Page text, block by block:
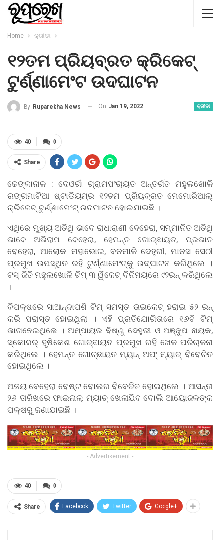
Home କ୍ରୀଡା
୧୨ତମ ପ୍ରିୟବ୍ରତ କ୍ରିକେଟ୍
ଟୁର୍ଣ୍ଣାମେଂଟ ଉଦଘାଟନ
କ୍ରୀଡା
By Ruparekha News On Jan 19, 2022
0
40
Share
ଢେଙ୍କାନାଳ : ଦେଓଗାଁ ଗ୍ରାମପଂଚାୟତ ଅନ୍ତର୍ଗତ ମହୁଲଖୋଳି
ରଙ୍ଗମାଟିଆ ଷ୍ଟାଡିୟମ୍ର ୧୨ତମ ପ୍ରିୟବ୍ରତ ମେମୋରିଆଲ୍
କ୍ରିକେଟ୍ ଟୁର୍ଣ୍ଣାମେଂଟ୍ ଉଦଘାଟତ ହୋଇଯାଇଛି ।
ଏଥିରେ ମୁଖ୍ୟ ଅତିଥି ଭାବେ ରାଧାରାଣୀ ବେହେରା, ସମ୍ମାନିତ ଅତିଥି
ଭାବେ ଅଭିରାମ ବେହେରା, ହେମନ୍ତ ଗୋଚ୍ଛାୟତ, ପ୍ରଭାତ
ବେହେରା, ଆଲୋକ ମହାଭୋଇ, ବନମାଳି ଦେହୁରୀ, ମାନସ ସେଠୀ
ପ୍ରମୁଖ ଉପସ୍ଥିତ ରହି ଟୁର୍ଣ୍ଣାମେଂଟ୍କୁ ଉଦ୍ଘାଟନ କରିଥିଲେ ।
ଟସ୍ ଜିତି ମହୁଲଖୋଳି ଟିମ୍ ୩ ୱିକେଟ୍ ବିନିମୟରେ ୯୨ରନ୍ କରିଥିଲେ
।
ବିପକ୍ଷରେ ସାଆନ୍ଦାପଶି ଟିମ୍ ସମସ୍ତ ଉଇକେଟ୍ ହରାଇ ୫୨ ରନ୍
କରି ପରାସ୍ତ ହୋଇଥିଲା । ଏହି ପ୍ରତିଯୋଗିତାରେ ୧୬ଟି ଟିମ୍
ଭାଗନେଇଥିଲେ । ଅମ୍ପାୟର ବିଷ୍ଣୁ ଦେହୁରୀ ଓ ଅଞ୍ଜୁପ ନାୟକ,
ସ୍କୋରର୍ ହୃଷିକେଶ ଗୋଚ୍ଛାୟତ ପ୍ରମୁଖ ରହି ଖେଳ ପରିଚାଳନା
କରିଥିଲେ । ହେମନ୍ତ ଗୋଚ୍ଛାୟତ ମ୍ୟାନ୍ ଅଫ୍ ମ୍ୟାଚ୍ ବିବେଚିତ
ହୋଇଥିଲେ ।
ଅଜୟ ବେହେରା ବେଷ୍ଟ ବୋଲର ବିବେଚିତ ହୋଇଥିଲେ । ଆସନ୍ତା
୨୬ ତାରିଖରେ ଫାଇନାଲ୍ ମ୍ୟାଚ୍ ଖେଳାଯିବ ବୋଲି ଆୟୋଜକଙ୍କ
ପକ୍ଷରୁ ଜଣାଯାଇଛି ।
- Advertisement -
0
40
Share Facebook Twitter Google+